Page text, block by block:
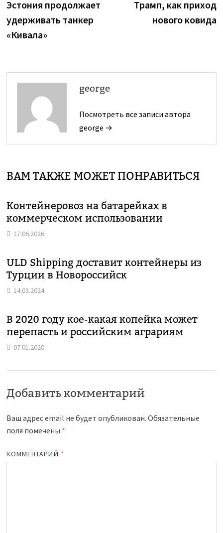
по
записям
запись:
Эстония продолжает
удерживать танкер
«Кивала»
Трамп, как приход
нового ковида
george
Посмотреть все записи автора
george →
ВАМ ТАКЖЕ МОЖЕТ ПОНРАВИТЬСЯ
Контейнеровоз на батарейках в
коммерческом использовании
17.06.2026
ULD Shipping доставит контейнеры из
Турции в Новороссийск
14.03.2024
В 2020 году кое-какая копейка может
перепасть и российским аграриям
07.01.2020
Добавить комментарий
Ваш адрес email не будет опубликован. Обязательные
поля помечены *
КОММЕНТАРИЙ *